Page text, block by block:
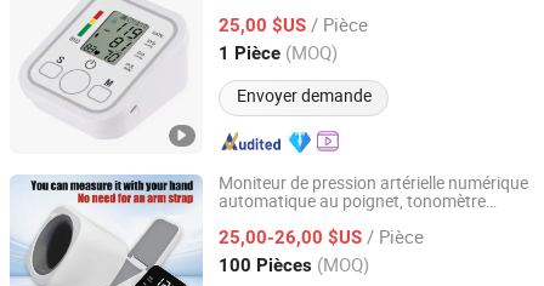
25,00 $US / Pièce
1 Pièce (MOQ)
Envoyer demande
Guangdong, China Depuis 2024
Moniteur de pression artérielle numérique
automatique au poignet, tonomètre
domestique
25,00-26,00 $US / Pièce
100 Pièces (MOQ)
Hebei Times Medical Technology Co., Ltd.
Hebei, China Depuis 2022